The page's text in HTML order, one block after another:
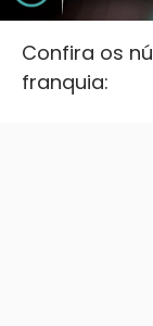
Confira os
franquia: